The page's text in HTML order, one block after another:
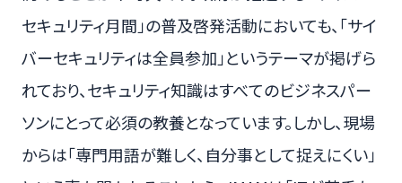
セキュリティ月間」の普及啓発活動においても、「サイ
バーセキュリティは全員参加」というテーマが掲げら
れており、セキュリティ知識はすべてのビジネスパー
ソンにとって必須の教養となっています。しかし、現場
からは「専門用語が難しく、自分事として捉えにくい」